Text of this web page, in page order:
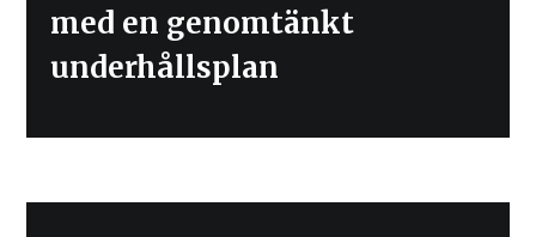
med en genomtänkt
underhållsplan